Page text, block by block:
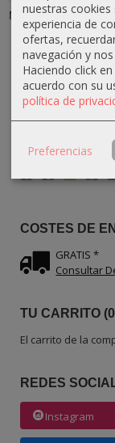
IDIOMA
COSTES DE
GRATIS *
Consultar
TU CARRITO
El carrito de la
REDES
Instagram
Mortero Rústico
Grande de
Madera de...
34,20 €38,00 €
nuestras
experiencia de
ofertas,
navegación y
Haciendo click
acuerdo con su
política de
Preferencias